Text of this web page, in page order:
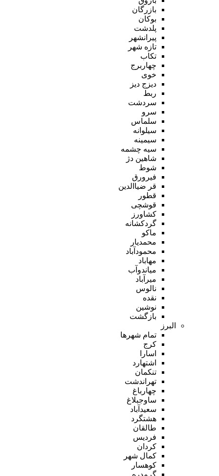
بازرگان
بوکان
پلدشت
پیرانشهر
تازه شهر
تکاب
چهاربرج
خوی
دیزج دیز
ربط
سردشت
سرو
سلماس
سیلوانه
سیمینه
سیه چشمه
شاهین دژ
شوط
فیرورق
قر ضیاالدین
قطور
قوشچی
کشاورز
گردکشانه
ماکو
محمدیار
محمودآباد
مهاباد
میاندوآب
میرآباد
نالوس
نقده
نوشین
بازگشت
البرز
تمام شهر‌ها
کرج
اسارا
اشتهارد
تنکمان
تهراندشت
چهارباغ
ساوجبلاغ
سعیدآباد
هشتگرد
طالقان
فردیس
کردان
کمال شهر
کوهسار
گرمدره